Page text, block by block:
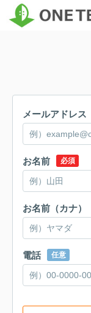
メールアドレス
お名前 必須
お名前（カナ）
電話 任意